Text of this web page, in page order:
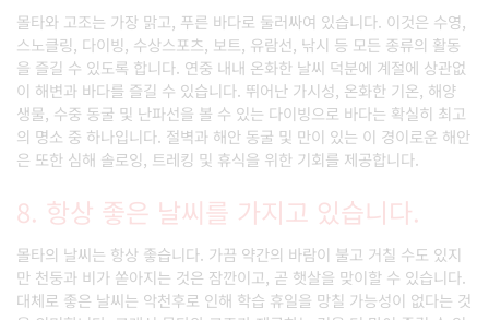
몰타와 고조는 가장 맑고, 푸른 바다로 둘러싸여 있습니다. 이것은 수영,
스노클링, 다이빙, 수상스포츠, 보트, 유람선, 낚시 등 모든 종류의 활동
을 즐길 수 있도록 합니다. 연중 내내 온화한 날씨 덕분에 계절에 상관없
이 해변과 바다를 즐길 수 있습니다. 뛰어난 가시성, 온화한 기온, 해양
생물, 수중 동굴 및 난파선을 볼 수 있는 다이빙으로 바다는 확실히 최고
의 명소 중 하나입니다. 절벽과 해안 동굴 및 만이 있는 이 경이로운 해안
은 또한 심해 솔로잉, 트레킹 및 휴식을 위한 기회를 제공합니다.
8. 항상 좋은 날씨를 가지고 있습니다.
몰타의 날씨는 항상 좋습니다. 가끔 약간의 바람이 불고 거칠 수도 있지
만 천둥과 비가 쏟아지는 것은 잠깐이고, 곧 햇살을 맞이할 수 있습니다.
대체로 좋은 날씨는 악천후로 인해 학습 휴일을 망칠 가능성이 없다는 것